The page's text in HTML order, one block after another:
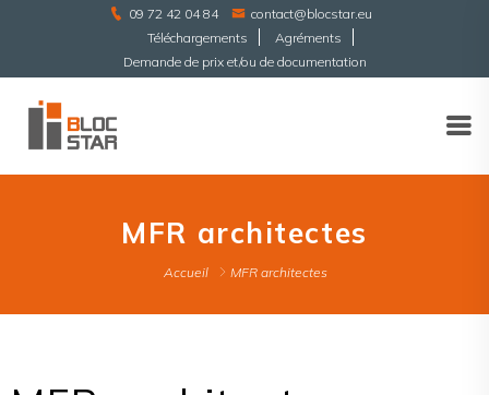
09 72 42 04 84
contact@blocstar.eu
Téléchargements
Agréments
Demande de prix et/ou de documentation
MFR architectes
Accueil MFR architectes